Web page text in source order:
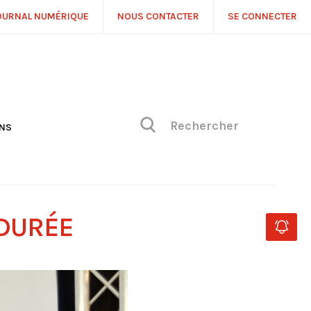
NUMÉRIQUE NOUS CONTACTER SE CONNECTER